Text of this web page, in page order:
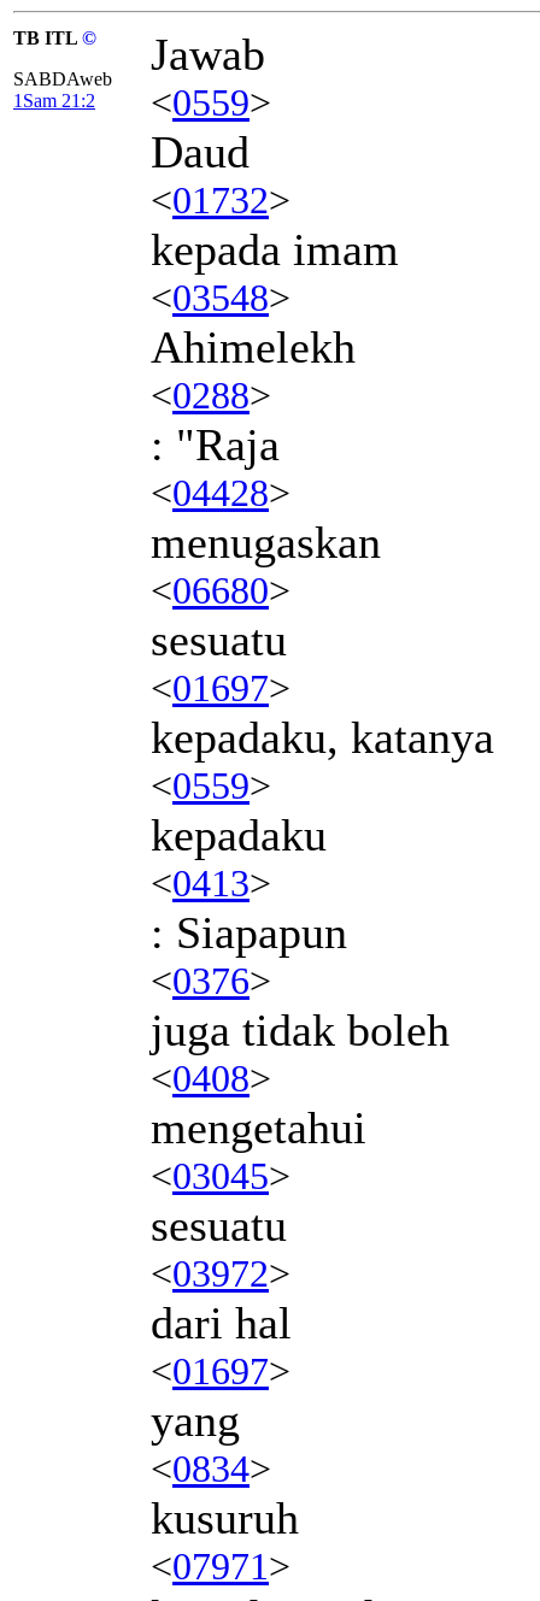
TB ITL ©
SABDAweb
1Sam 21:2
Jawab
<0559>
Daud
<01732>
kepada imam
<03548>
Ahimelekh
<0288>
: "Raja
<04428>
menugaskan
<06680>
sesuatu
<01697>
kepadaku, katanya
<0559>
kepadaku
<0413>
: Siapapun
<0376>
juga tidak boleh
<0408>
mengetahui
<03045>
sesuatu
<03972>
dari hal
<01697>
yang
<0834>
kusuruh
<07971>